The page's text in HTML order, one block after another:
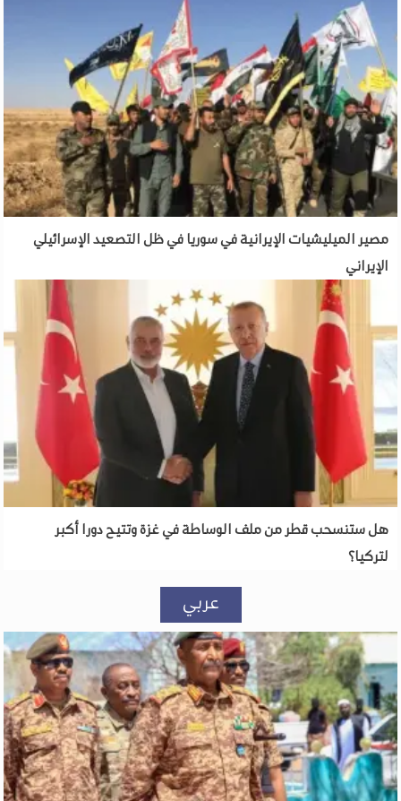
مصير الميليشيات الإيرانية في سوريا في ظل التصعيد الإسرائيلي
الإيراني
هل ستنسحب قطر من ملف الوساطة في غزة وتتيح دورا أكبر
لتركيا؟
عربي